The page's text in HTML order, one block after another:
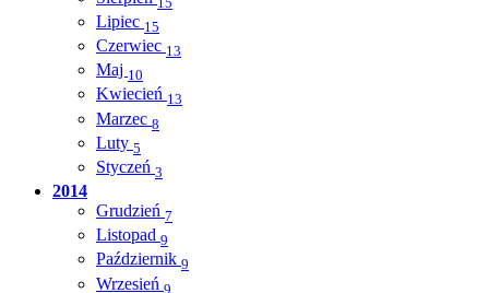
Lipiec 15
Czerwiec 13
Maj 10
Kwiecień 13
Marzec 8
Luty 5
Styczeń 3
2014
Grudzień 7
Listopad 9
Październik 9
Wrzesień 9